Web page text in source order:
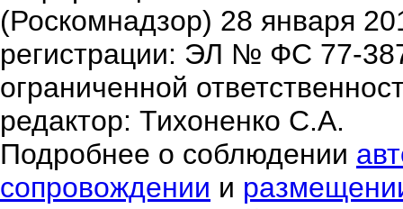
(Роскомнадзор) 28 января
регистрации: ЭЛ № ФС 77-
ограниченной
редактор: Тихоненко С.А.
Подробнее о соблюдении
сопровождении и